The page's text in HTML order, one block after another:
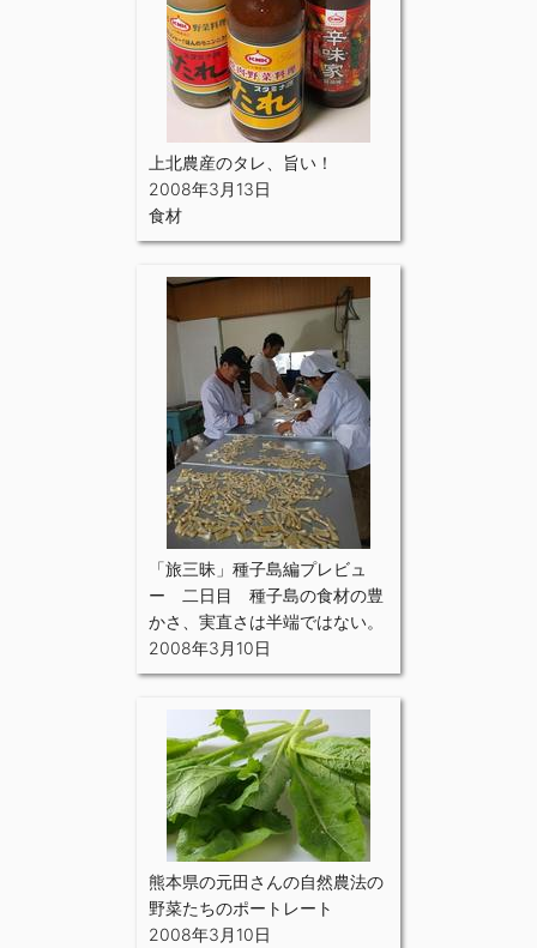
上北農産のタレ、旨い！
2008年3月13日
食材
「旅三昧」種子島編プレビュ
ー 二日目 種子島の食材の豊
かさ、実直さは半端ではない。
2008年3月10日
熊本県の元田さんの自然農法の
野菜たちのポートレート
2008年3月10日